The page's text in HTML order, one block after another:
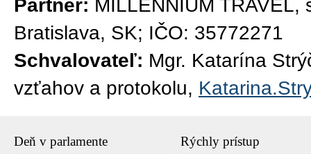
Partner: MILLENNIUM TRAVEL,
Bratislava, SK; IČO: 35772271
Schvalovateľ: Mgr. Katarína
vzťahov a protokolu,
Deň v parlamente Rýchly prístup